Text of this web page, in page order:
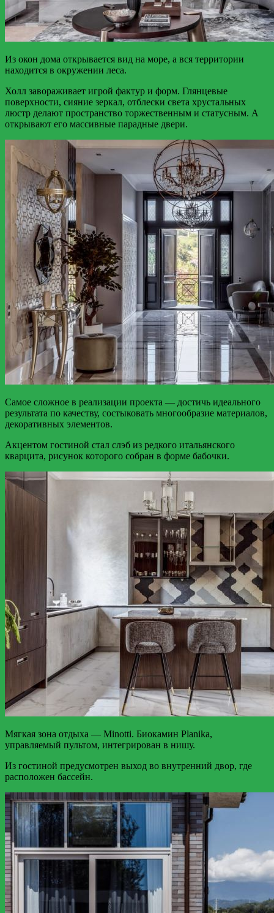
Из окон дома открывается вид на море, а вся территории
находится в окружении леса.
Холл завораживает игрой фактур и форм. Глянцевые
поверхности, сияние зеркал, отблески света хрустальных
люстр делают пространство торжественным и статусным. А
открывают его массивные парадные двери.
Самое сложное в реализации проекта — достичь идеального
результата по качеству, состыковать многообразие материалов,
декоративных элементов.
Акцентом гостиной стал слэб из редкого итальянского
кварцита, рисунок которого собран в форме бабочки.
Мягкая зона отдыха — Minotti. Биокамин Planika,
управляемый пультом, интегрирован в нишу.
Из гостиной предусмотрен выход во внутренний двор, где
расположен бассейн.